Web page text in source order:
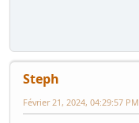
Steph
Février 21, 2024, 04:29:57 PM